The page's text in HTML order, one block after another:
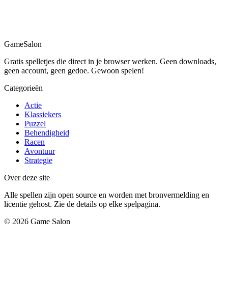
GameSalon
Gratis spelletjes die direct in je browser werken. Geen downloads,
geen account, geen gedoe. Gewoon spelen!
Categorieën
Actie
Klassiekers
Puzzel
Behendigheid
Racen
Avontuur
Strategie
Over deze site
Alle spellen zijn open source en worden met bronvermelding en
licentie gehost. Zie de details op elke spelpagina.
© 2026 Game Salon